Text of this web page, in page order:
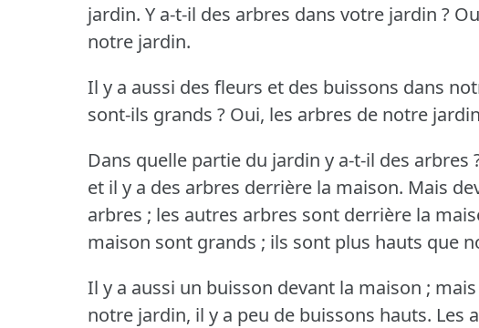
jardin. Y a-t-il des arbres dans votre jardin ?
notre jardin.
Il y a aussi des fleurs et des buissons dans
sont-ils grands ? Oui, les arbres de notre
Dans quelle partie du jardin y a-t-il des arbres
et il y a des arbres derrière la maison. Mais
arbres ; les autres arbres sont derrière la
maison sont grands ; ils sont plus hauts que
Il y a aussi un buisson devant la maison ;
notre jardin, il y a peu de buissons hauts. Les